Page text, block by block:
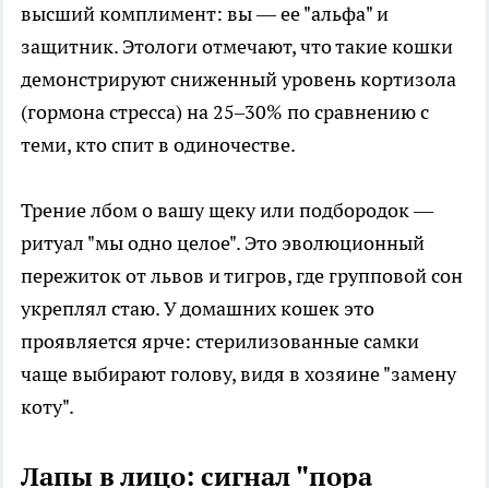
высший комплимент: вы — ее "альфа" и
защитник. Этологи отмечают, что такие кошки
демонстрируют сниженный уровень кортизола
(гормона стресса) на 25–30% по сравнению с
теми, кто спит в одиночестве.
Трение лбом о вашу щеку или подбородок —
ритуал "мы одно целое". Это эволюционный
пережиток от львов и тигров, где групповой сон
укреплял стаю. У домашних кошек это
проявляется ярче: стерилизованные самки
чаще выбирают голову, видя в хозяине "замену
коту".
Лапы в лицо: сигнал "пора